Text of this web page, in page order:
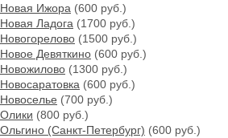
Новая Ижора (600 руб.)
Ладога (1700 руб.)
(1500 руб.)
Девяткино (600 руб.)
Новожилово (1300 руб.)
(600 руб.)
(700 руб.)
(800 руб.)
(Санкт-Петербург) (600 руб.)